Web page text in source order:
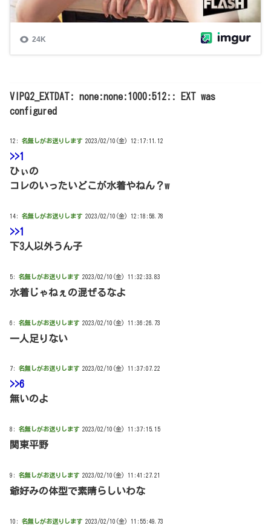
VIPQ2_EXTDAT: none:none:1000:512:: EXT was
configured
12: 名無しがお送りします 2023/02/10(金) 12:17:11.12
>>1
ひぃの
コレのいったいどこが水着やねん？w
14: 名無しがお送りします 2023/02/10(金) 12:18:58.78
>>1
下3人以外うん子
5: 名無しがお送りします 2023/02/10(金) 11:32:33.83
水着じゃねぇの混ぜるなよ
6: 名無しがお送りします 2023/02/10(金) 11:36:26.73
一人足りない
7: 名無しがお送りします 2023/02/10(金) 11:37:07.22
>>6
無いのよ
8: 名無しがお送りします 2023/02/10(金) 11:37:15.15
関東平野
9: 名無しがお送りします 2023/02/10(金) 11:41:27.21
爺好みの体型で素晴らしいわな
10: 名無しがお送りします 2023/02/10(金) 11:55:49.73